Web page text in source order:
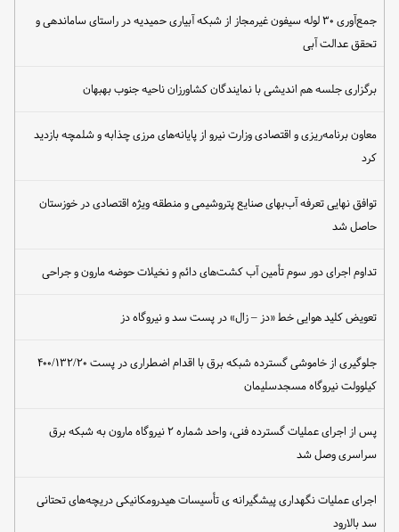
جمع‌آوری ۳۰ لوله سیفون غیرمجاز از شبکه آبیاری حمیدیه در راستای ساماندهی و
تحقق عدالت آبی
برگزاری جلسه هم اندیشی با نمایندگان کشاورزان ناحیه جنوب بهبهان
معاون برنامه‌ریزی و اقتصادی وزارت نیرو از پایانه‌های مرزی چذابه و شلمچه بازدید
کرد
توافق نهایی تعرفه آب‌بهای صنایع پتروشیمی و منطقه ویژه اقتصادی در خوزستان
حاصل شد
تداوم اجرای دور سوم تأمین آب کشت‌های دائم و نخیلات حوضه مارون و جراحی
تعویض کلید هوایی خط «دز – زال» در پست سد و نیروگاه دز
جلوگیری از خاموشی گسترده شبکه برق با اقدام اضطراری در پست ۴۰۰/۱۳۲/۲۰
کیلوولت نیروگاه مسجدسلیمان
پس از اجرای عملیات گسترده فنی، واحد شماره ۲ نیروگاه مارون به شبکه برق
سراسری وصل شد
اجرای عملیات نگهداری پیشگیرانه ی تأسیسات هیدرومکانیکی دریچه‌های تحتانی
سد بالارود